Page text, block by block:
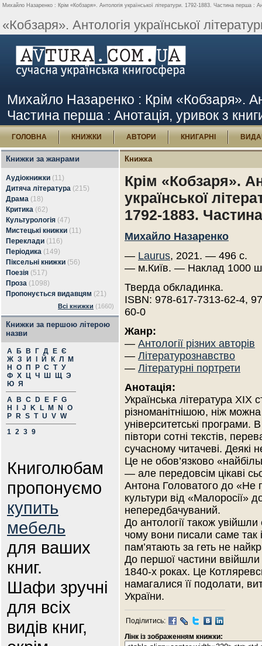
Михайло Назаренко : Крім «Кобзаря». Антологія української літератури. 1792-1883. Частина перша :
«Кобзаря». Антологія української
Михайло Назаренко : Крім «Кобзаря».
Частина перша : Анотація, уривок з
ГОЛОВНА КНИЖКИ АВТОРИ КНИГАРНІ
Книжки за жанрами
Аудіокнижки (11)
Дитяча література (215)
Драма (18)
Критика (62)
Культурологія (47)
Мистецькі книжки (11)
Переклади (116)
Періодика (149)
Піксельні книжки (56)
Поезія (517)
Проза (1098)
Пропонується видавцям (21)
Всі книжки (1660)
Книжки за першою літерою
назви
А Б В Г Д Е Є
Ж З И Й К Л
М
Н
О П Р С Т У
Ф Х Ц Ч Ш Щ Э
Ю Я
A
B C D E F G
H
J K L M N
O
P
R S T U V W
1 2 3 9
Книголюбам
пропонуємо
купить
мебель
для ваших
книг.
Шафи зручні
для всіх
видів книг,
Книжка
Крім «Кобзаря».
української
1792-1883.
Михайло Назаренко
— Laurus, 2021. — 496 с.
— м.Київ. — Наклад 1000
Тверда обкладинка.
ISBN: 978-617-7313-62-4,
60-0
Жанр:
— Антології різних авторів
— Літературознавство
— Літературні портрети
Анотація:
Українська література XIX
різноманітнішою, ніж
університетські програми.
півтори сотні текстів,
сучасному читачеві. Деякі
Це не обов’язково
— але передовсім цікаві
Антона Головатого до «Не
культури від «Малоросії»
непередбачуваний.
До антології також
чому вони писали саме
пам’ятають за геть не
До першої частини
1840-х роках. Це
намагалися її подолати,
України.
Поділитись:
Лінк із зображенням книжки: